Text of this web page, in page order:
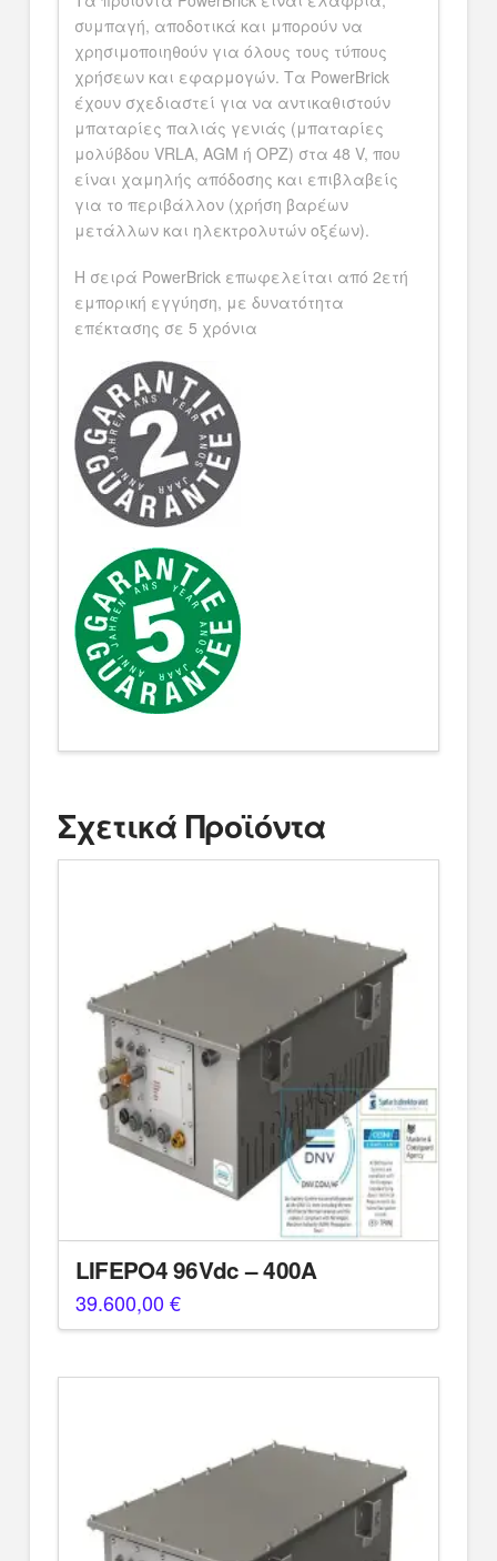
συμπαγή, αποδοτικά και μπορούν να
χρησιμοποιηθούν για όλους τους τύπους
χρήσεων και εφαρμογών. Τα PowerBrick
έχουν σχεδιαστεί για να αντικαθιστούν
μπαταρίες παλιάς γενιάς (μπαταρίες
μολύβδου VRLA, AGM ή OPZ) στα 48 V, που
είναι χαμηλής απόδοσης και επιβλαβείς
για το περιβάλλον (χρήση βαρέων
μετάλλων και ηλεκτρολυτών οξέων).
Η σειρά PowerBrick επωφελείται από 2ετή
εμπορική εγγύηση, με δυνατότητα
επέκτασης σε 5 χρόνια
Σχετικά Προϊόντα
LIFEPO4 96Vdc – 400A
39.600,00€